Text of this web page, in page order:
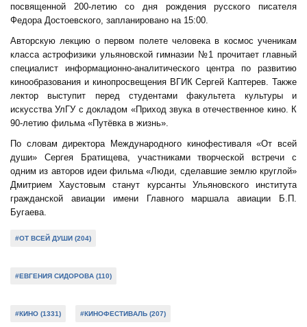
посвященной 200-летию со дня рождения русского писателя
Федора Достоевского, запланировано на 15:00.
Авторскую лекцию о первом полете человека в космос ученикам
класса астрофизики ульяновской гимназии №1 прочитает главный
специалист информационно-аналитического центра по развитию
кинообразования и кинопросвещения ВГИК Сергей Каптерев. Также
лектор выступит перед студентами факультета культуры и
искусства УлГУ с докладом «Приход звука в отечественное кино. К
90-летию фильма «Путёвка в жизнь».
По словам директора Международного кинофестиваля «От всей
души» Сергея Братищева, участниками творческой встречи с
одним из авторов идеи фильма «Люди, сделавшие землю круглой»
Дмитрием Хаустовым станут курсанты Ульяновского института
гражданской авиации имени Главного маршала авиации Б.П.
Бугаева.
#ОТ ВСЕЙ ДУШИ (204)
#ЕВГЕНИЯ СИДОРОВА (110)
#КИНО (1331) #КИНОФЕСТИВАЛЬ (207)